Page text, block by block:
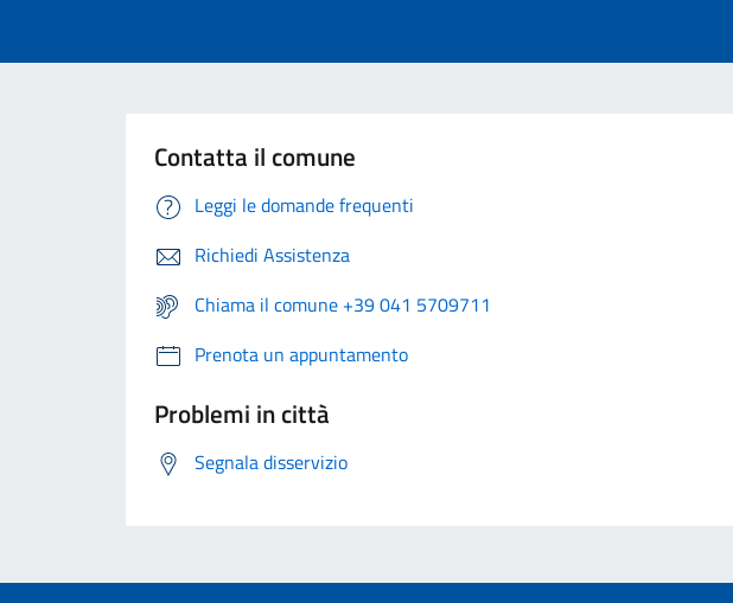
Contatta il comune
Leggi le domande frequenti
Richiedi Assistenza
Chiama il comune +39 041 5709711
Prenota un appuntamento
Problemi in città
Segnala disservizio